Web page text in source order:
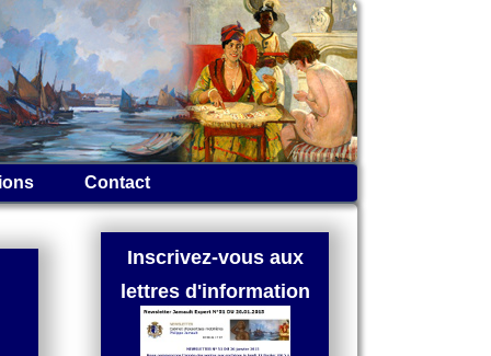
Contact
Inscrivez-vous aux
lettres d'information